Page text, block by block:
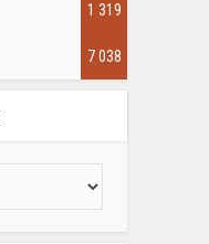
1 319
7 038